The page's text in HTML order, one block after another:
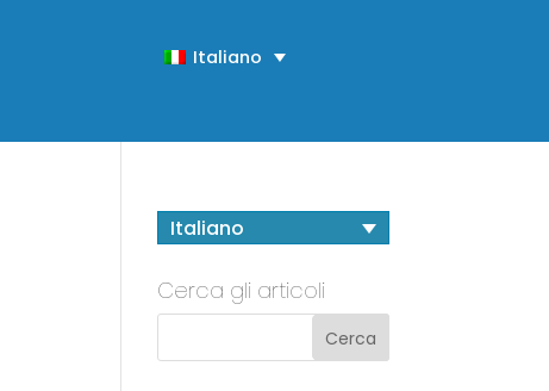
Italiano
Italiano
Cerca gli articoli